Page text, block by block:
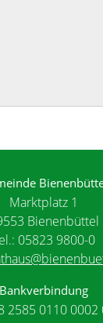
Marktplatz 1
Bienenbüttel
05823 9800-0
Bankverbindung
2585 0110 0002